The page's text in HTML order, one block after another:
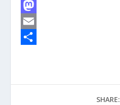
F
a
c
o
M
a
o
E
ia
SHARE: